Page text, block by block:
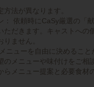
方法が異なります。
： 依頼時にCaSy厳選の「
ただきます。キャストへの
ません。
ニューを自由に決めること
のメニューや味付けをご相
らメニュー提案と必要食材